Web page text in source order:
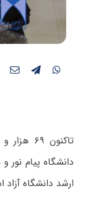
ارشد دانشگاه آزاد